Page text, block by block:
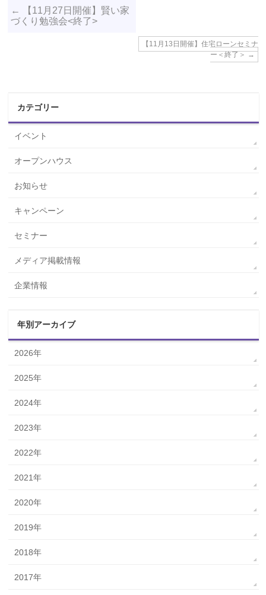
←
【11月27日開催】賢い家
づくり勉強会<終了>
【11月13日開催】住宅ローンセミナ
ー＜終了＞→
カテゴリー
イベント
オープンハウス
お知らせ
キャンペーン
セミナー
メディア掲載情報
企業情報
年別アーカイブ
2026年
2025年
2024年
2023年
2022年
2021年
2020年
2019年
2018年
2017年